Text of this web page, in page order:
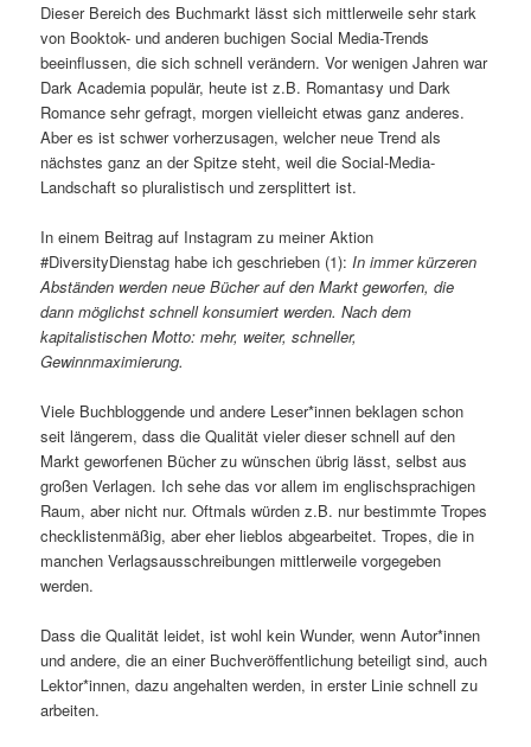
Dieser Bereich des Buchmarkt lässt sich mittlerweile sehr stark
von Booktok- und anderen buchigen Social Media-Trends
beeinflussen, die sich schnell verändern. Vor wenigen Jahren war
Dark Academia populär, heute ist z.B. Romantasy und Dark
Romance sehr gefragt, morgen vielleicht etwas ganz anderes.
Aber es ist schwer vorherzusagen, welcher neue Trend als
nächstes ganz an der Spitze steht, weil die Social-Media-
Landschaft so pluralistisch und zersplittert ist.
In einem Beitrag auf Instagram zu meiner Aktion
#DiversityDienstag habe ich geschrieben (1):In immer kürzeren
Abständen werden neue Bücher auf den Markt geworfen, die
dann möglichst schnell konsumiert werden. Nach dem
kapitalistischen Motto:mehr, weiter, schneller,
Gewinnmaximierung.
Viele Buchbloggende und andere Leser*innen beklagen schon
seit längerem, dass die Qualität vieler dieser schnell auf den
Markt geworfenen Bücher zu wünschen übrig lässt, selbst aus
großen Verlagen. Ich sehe das vor allem im englischsprachigen
Raum, aber nicht nur. Oftmals würden z.B. nur bestimmte Tropes
checklistenmäßig, aber eher lieblos abgearbeitet. Tropes, die in
manchen Verlagsausschreibungen mittlerweile vorgegeben
werden.
Dass die Qualität leidet, ist wohl kein Wunder, wenn Autor*innen
und andere, die an einer Buchveröffentlichung beteiligt sind, auch
Lektor*innen, dazu angehalten werden, in erster Linie schnell zu
arbeiten.